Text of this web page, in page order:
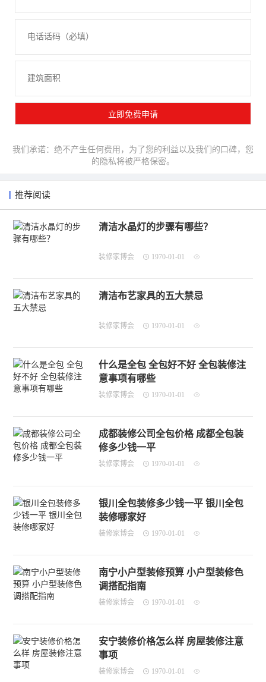
我们承诺：绝不产生任何费用，为了您的利益以及我们的口碑，您
的隐私将被严格保密。
推荐阅读
清洁水晶灯的步骤有哪些？
装修家博会 1970-01-01
清洁布艺家具的五大禁忌
装修家博会 1970-01-01
什么是全包 全包好不好 全包装修注
意事项有哪些
装修家博会 1970-01-01
成都装修公司全包价格 成都全包装
修多少钱一平
装修家博会 1970-01-01
银川全包装修多少钱一平 银川全包
装修哪家好
装修家博会 1970-01-01
南宁小户型装修预算 小户型装修色
调搭配指南
装修家博会 1970-01-01
安宁装修价格怎么样 房屋装修注意
事项
装修家博会 1970-01-01